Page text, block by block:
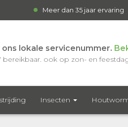
Meer dan 35 jaar ervaring
ons lokale servicenummer.
bereikbaar. ook op zon- en
Insecten